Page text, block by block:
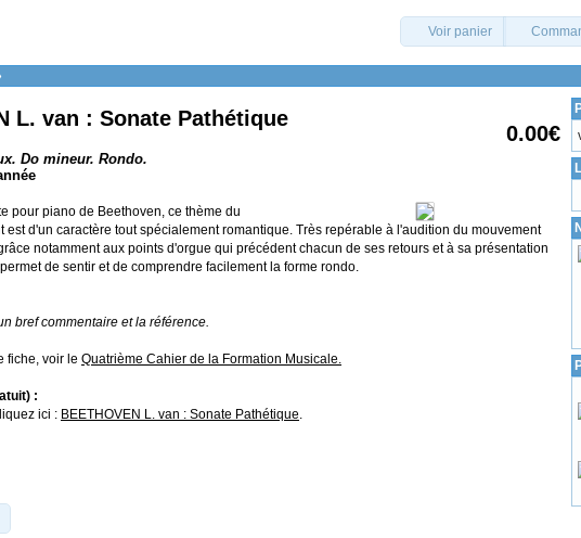
Voir panier
0.00€
L. van : Sonate Pathétique
Do mineur. Rondo.
pour piano de Beethoven, ce thème du
est d'un caractère tout spécialement romantique. Très repérable à l'audition du mouvement
notamment aux points d'orgue qui précédent chacun de ses retours et à sa présentation
de sentir et de comprendre facilement la forme rondo.
bref commentaire et la référence.
fiche, voir le Quatrième Cahier de la Formation Musicale.
:
ici : BEETHOVEN L. van : Sonate Pathétique